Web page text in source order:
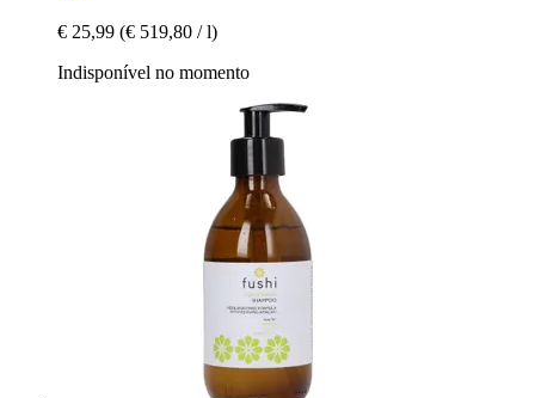
€ 25,99 (€ 519,80 / l)
Indisponível no momento